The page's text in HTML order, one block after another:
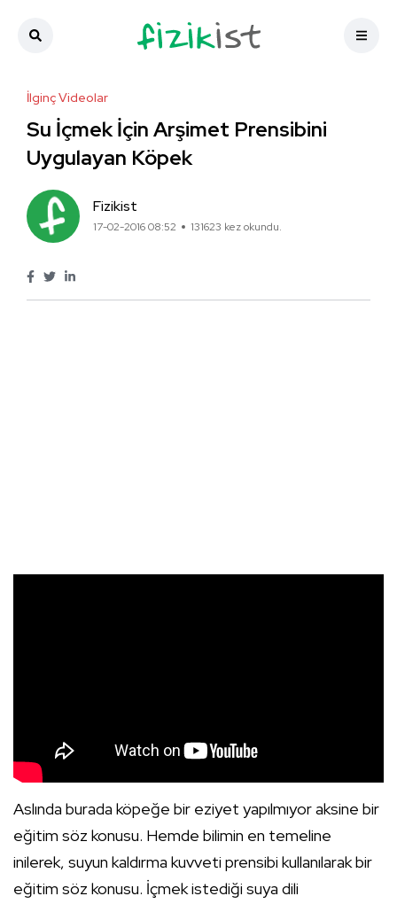
İlginç Videolar
Su İçmek İçin Arşimet Prensibini
Uygulayan Köpek
Fizikist
17-02-2016 08:52 131623 kez okundu.
Aslında burada köpeğe bir eziyet yapılmıyor aksine bir
eğitim söz konusu. Hemde bilimin en temeline
inilerek, suyun kaldırma kuvveti prensibi kullanılarak bir
eğitim söz konusu. İçmek istediği suya dili